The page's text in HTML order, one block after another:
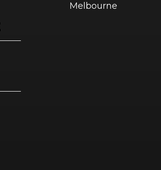
Melbourne